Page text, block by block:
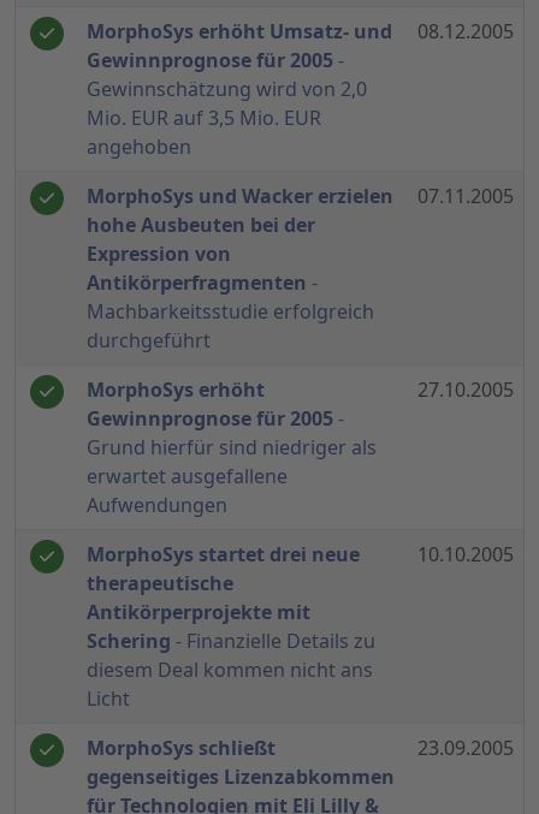
MorphoSys erhöht Umsatz- und
Gewinnprognose für 2005-
Gewinnschätzung wird von 2,0
Mio. EUR auf 3,5 Mio. EUR
angehoben
08.12.2005
MorphoSys und Wacker erzielen
hohe Ausbeuten bei der
Expression von
Antikörperfragmenten -
Machbarkeitsstudie erfolgreich
durchgeführt
07.11.2005
MorphoSys erhöht
Gewinnprognose für 2005-
Grund hierfür sind niedriger als
erwartet ausgefallene
Aufwendungen
27.10.2005
MorphoSys startet drei neue
therapeutische
Antikörperprojekte mit
Schering - Finanzielle Details zu
diesem Deal kommen nicht ans
Licht
10.10.2005
MorphoSys schließt
gegenseitiges Lizenzabkommen
für Technologien mit Eli Lilly &
23.09.2005